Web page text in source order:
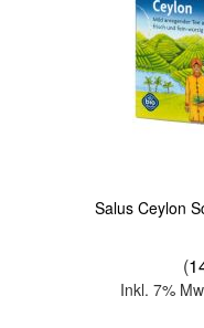
Salus Ceylon
(
Inkl. 7%